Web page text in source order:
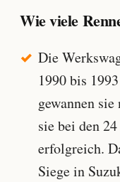
Wie viele
Die
1990 bis
gewannen
sie bei den
erfolgreich.
Siege in